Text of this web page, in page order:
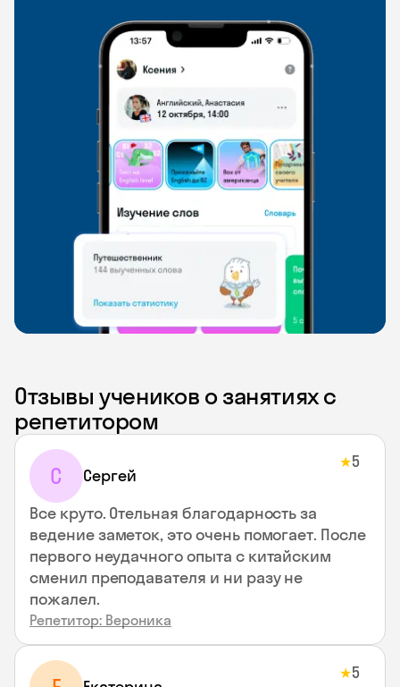
Отзывы учеников о занятиях с
репетитором
С Сергей
★5
Все круто. Отельная благодарность за
ведение заметок, это очень помогает. После
первого неудачного опыта с китайским
сменил преподавателя и ни разу не
пожалел.
Репетитор: Вероника
★5